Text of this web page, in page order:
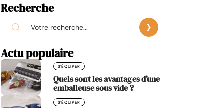
Recherche
Actu populaire
S'ÉQUIPER
Quels sont les avantages d’une
emballeuse sous vide ?
S'ÉQUIPER